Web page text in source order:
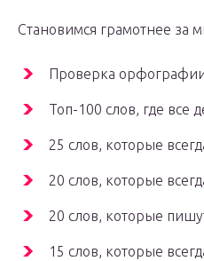
Становимся грамотнее за
Проверка
Топ-100 слов, где все
25 слов, которые
20 слов, которые
20 слов, которые
15 слов, которые